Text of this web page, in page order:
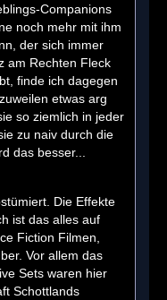
Companions
noch mehr mit ihm
der sich immer
am Rechten Fleck
finde ich dagegen
etwas arg
so ziemlich in jeder
zu naiv durch die
das besser...
Die Effekte
ist das alles auf
Fiction Filmen,
Vor allem das
Sets waren hier
Schottlands